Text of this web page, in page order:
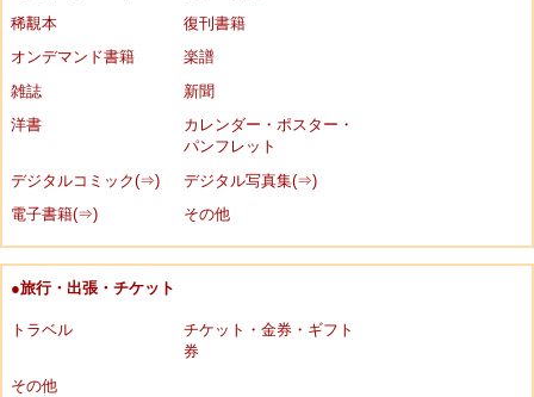
稀覯本
復刊書籍
オンデマンド書籍
楽譜
雑誌
新聞
洋書
カレンダー・ポスター・
パンフレット
デジタルコミック(⇒)
デジタル写真集(⇒)
電子書籍(⇒)
その他
●旅行・出張・チケット
トラベル
チケット・金券・ギフト
券
その他